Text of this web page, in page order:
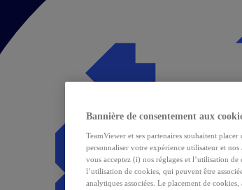
Bannière de consentement aux
TeamViewer et ses partenaires souhaitent
personnaliser votre expérience utilisateur et
vous acceptez (i) nos réglages et l’utilisation de
l’utilisation de cookies, qui peuvent être
analytiques associées. Le placement de